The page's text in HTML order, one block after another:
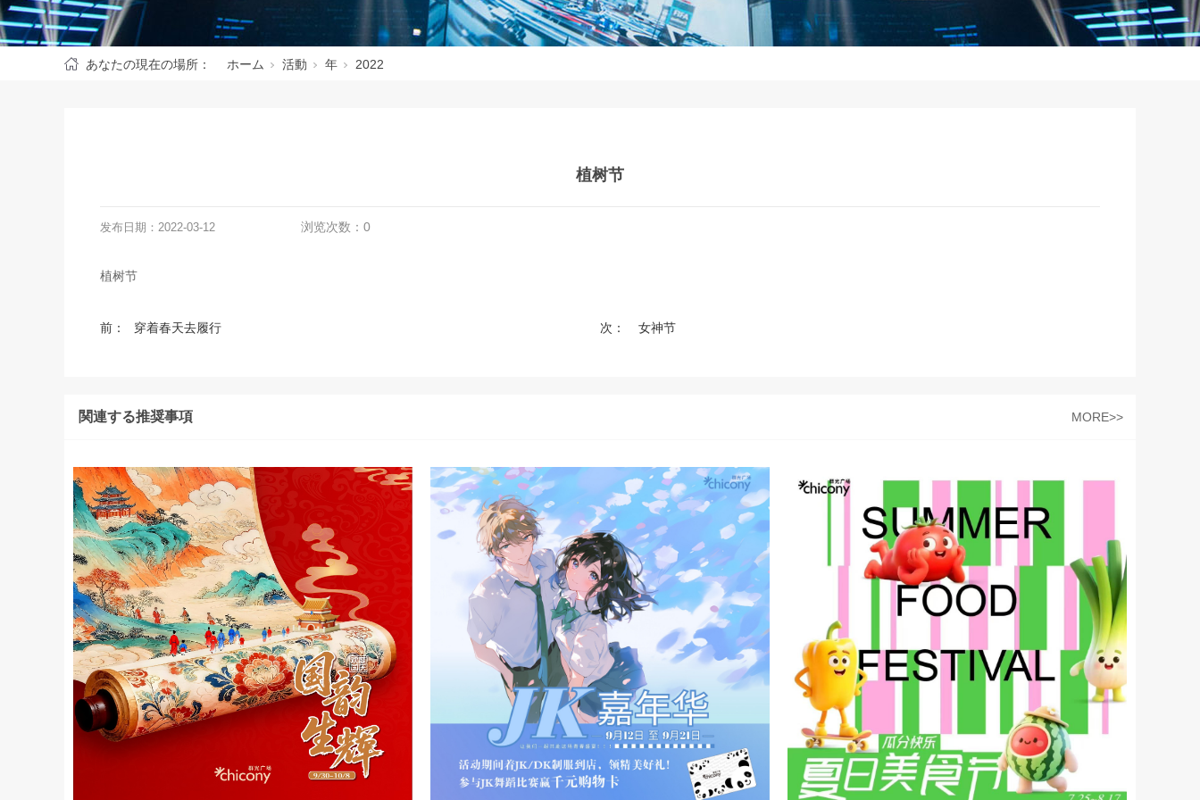
あなたの現在の場所： ホーム 活動 年 2022
植树节
发布日期： 2022-03-12 浏览次数： 0
植树节
前： 穿着春天去履行 次： 女神节
関連する推奨事項 MORE>>